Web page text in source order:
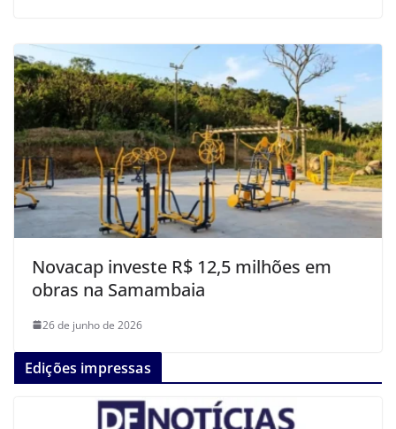
Novacap investe R$ 12,5 milhões em
obras na Samambaia
26 de junho de 2026
Edições impressas